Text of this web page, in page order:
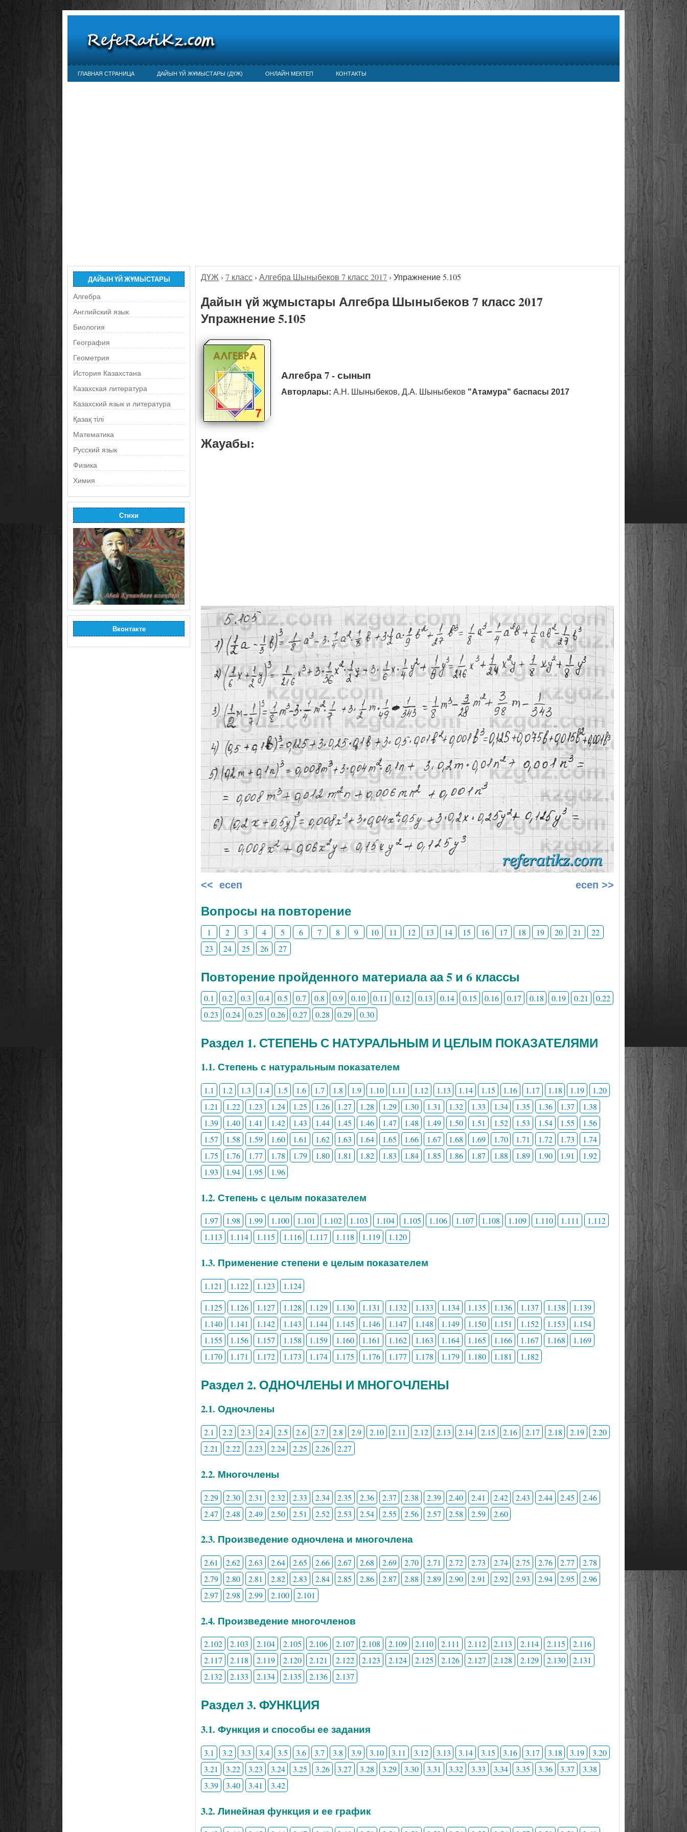
ГЛАВНАЯ СТРАНИЦА ДАЙЫН ҮЙ ЖҰМЫСТАРЫ (ДҮЖ) ОНЛАЙН МЕКТЕП КОНТАКТЫ
ДАЙЫН ҮЙ ЖҰМЫСТАРЫ
Алгебра
Английский язык
Биология
География
Геометрия
История Казахстана
Казахская литература
Казахский язык и литература
Қазақ тілі
Математика
Русский язык
Физика
Химия
Стихи
Вконтакте
ДҮЖ › 7 класс › Алгебра Шыныбеков 7 класс 2017 › Упражнение 5.105
Дайын үй жұмыстары Алгебра Шыныбеков 7 класс 2017
Упражнение 5.105
Алгебра 7 - сынып
Авторлары: А.Н. Шыныбеков, Д.А. Шыныбеков "Атамура" баспасы 2017
Жауабы:
<< есеп есеп >>
Вопросы на повторение
1 2 3 4 5 6 7 8 9 10 11 12 13 14 15 16 17 18 19 20 21
22
23
24 25 26 27
Повторение пройденного материала аа 5 и 6 классы
0.1 0.2 0.3 0.4 0.5 0.7 0.8 0.9 0.10 0.11 0.12 0.13 0.14 0.15 0.16 0.17 0.18 0.19 0.21
0.22
0.23
0.24 0.25 0.26 0.27 0.28 0.29 0.30
Раздел 1. СТЕПЕНЬ С НАТУРАЛЬНЫМ И ЦЕЛЫМ ПОКАЗАТЕЛЯМИ
1.1. Степень с натуральным показателем
1.1 1.2 1.3 1.4 1.5 1.6 1.7 1.8 1.9 1.10 1.11 1.12 1.13 1.14 1.15 1.16 1.17 1.18 1.19
1.20
1.21
1.22 1.23 1.24 1.25 1.26 1.27 1.28 1.29 1.30 1.31 1.32 1.33 1.34 1.35 1.36 1.37
1.38
1.39
1.40 1.41 1.42 1.43 1.44 1.45 1.46 1.47 1.48 1.49 1.50 1.51 1.52 1.53 1.54 1.55
1.56
1.57
1.58 1.59 1.60 1.61 1.62 1.63 1.64 1.65 1.66 1.67 1.68 1.69 1.70 1.71 1.72 1.73
1.74
1.75
1.76 1.77 1.78 1.79 1.80 1.81 1.82 1.83 1.84 1.85 1.86 1.87 1.88 1.89 1.90 1.91
1.92
1.93
1.94 1.95 1.96
1.2. Степень с целым показателем
1.97 1.98 1.99 1.100 1.101 1.102 1.103 1.104 1.105 1.106 1.107 1.108 1.109 1.110 1.111
1.112
1.113
1.114 1.115 1.116 1.117 1.118 1.119 1.120
1.3. Применение степени е целым показателем
1.121 1.122 1.123
1.124
1.125
1.126 1.127 1.128 1.129 1.130 1.131 1.132 1.133 1.134 1.135 1.136 1.137 1.138
1.139
1.140
1.141 1.142 1.143 1.144 1.145 1.146 1.147 1.148 1.149 1.150 1.151 1.152 1.153
1.154
1.155
1.156 1.157 1.158 1.159 1.160 1.161 1.162 1.163 1.164 1.165 1.166 1.167 1.168
1.169
1.170
1.171 1.172 1.173 1.174 1.175 1.176 1.177 1.178 1.179 1.180 1.181 1.182
Раздел 2. ОДНОЧЛЕНЫ И МНОГОЧЛЕНЫ
2.1. Одночлены
2.1 2.2 2.3 2.4 2.5 2.6 2.7 2.8 2.9 2.10 2.11 2.12 2.13 2.14 2.15 2.16 2.17 2.18 2.19
2.20
2.21
2.22 2.23 2.24 2.25 2.26 2.27
2.2. Многочлены
2.29 2.30 2.31 2.32 2.33 2.34 2.35 2.36 2.37 2.38 2.39 2.40 2.41 2.42 2.43 2.44 2.45
2.46
2.47
2.48 2.49 2.50 2.51 2.52 2.53 2.54 2.55 2.56 2.57 2.58 2.59 2.60
2.3. Произведение одночлена и многочлена
2.61 2.62 2.63 2.64 2.65 2.66 2.67 2.68 2.69 2.70 2.71 2.72 2.73 2.74 2.75 2.76 2.77
2.78
2.79
2.80 2.81 2.82 2.83 2.84 2.85 2.86 2.87 2.88 2.89 2.90 2.91 2.92 2.93 2.94 2.95
2.96
2.97
2.98 2.99 2.100 2.101
2.4. Произведение многочленов
2.102 2.103 2.104 2.105 2.106 2.107 2.108 2.109 2.110 2.111 2.112 2.113 2.114 2.115
2.116
2.117
2.118 2.119 2.120 2.121 2.122 2.123 2.124 2.125 2.126 2.127 2.128 2.129 2.130
2.131
2.132
2.133 2.134 2.135 2.136 2.137
Раздел 3. ФУНКЦИЯ
3.1. Функция и способы ее задания
3.1 3.2 3.3 3.4 3.5 3.6 3.7 3.8 3.9 3.10 3.11 3.12 3.13 3.14 3.15 3.16 3.17 3.18 3.19
3.20
3.21
3.22 3.23 3.24 3.25 3.26 3.27 3.28 3.29 3.30 3.31 3.32 3.33 3.34 3.35 3.36 3.37
3.38
3.39
3.40 3.41 3.42
3.2. Линейная функция и ее график